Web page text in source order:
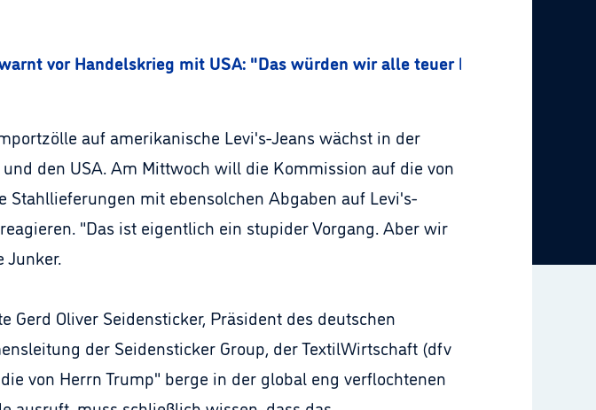
vor Handelskrieg mit USA: "Das würden wir alle teuer bezahlen"
auf amerikanische Levi's-Jeans wächst in der
den USA. Am Mittwoch will die Kommission auf die von
mit ebensolchen Abgaben auf Levi's-
"Das ist eigentlich ein stupider Vorgang. Aber wir
Junker.
Oliver Seidensticker, Präsident des deutschen
der Seidensticker Group, der TextilWirtschaft (dfv
von Herrn Trump" berge in der global eng verflochtenen